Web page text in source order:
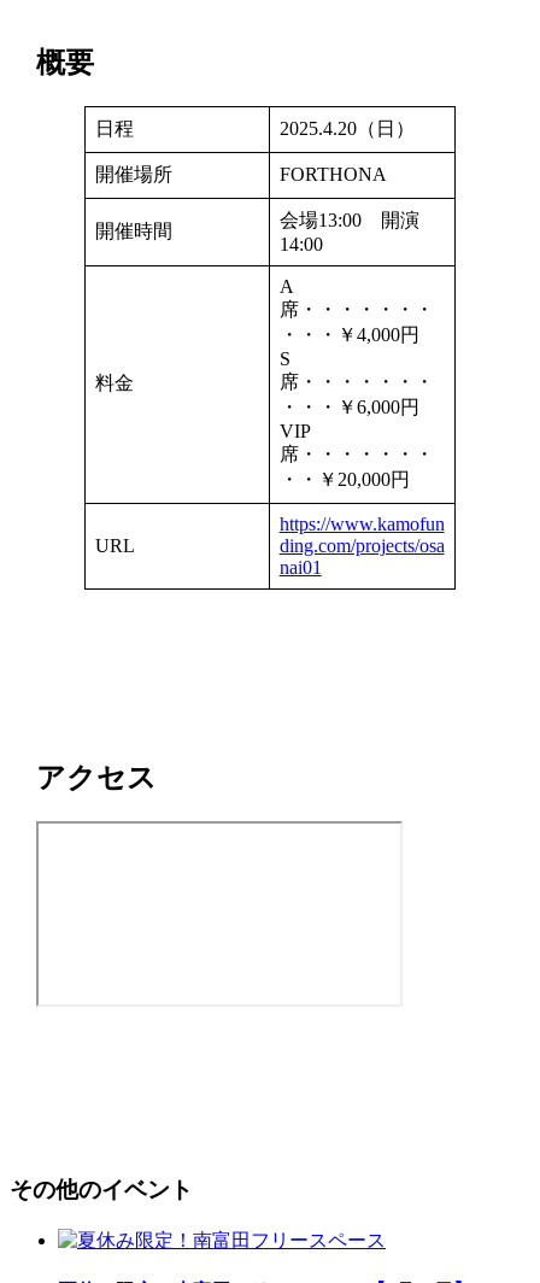
概要
日程 2025.4.20（日）
開催場所 FORTHONA
開催時間
会場13:00 開演
14:00
料金
A
席・・・・・・・
・・・￥4,000円
S
席・・・・・・・
・・・￥6,000円
VIP
席・・・・・・・
・・￥20,000円
URL
https://www.kamofun
ding.com/projects/osa
nai01
アクセス
その他のイベント